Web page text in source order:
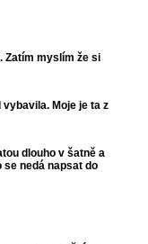
Zatím myslím že si
Moje je ta z
dlouho v šatně a
se nedá napsat do